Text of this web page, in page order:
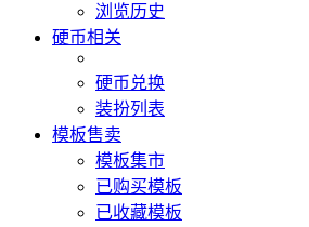
浏览历史
硬币相关
硬币兑换
装扮列表
模板售卖
模板集市
已购买模板
已收藏模板